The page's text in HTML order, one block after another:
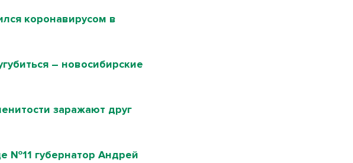
коронавирусом в
– новосибирские
заражают друг
№11 губернатор Андрей